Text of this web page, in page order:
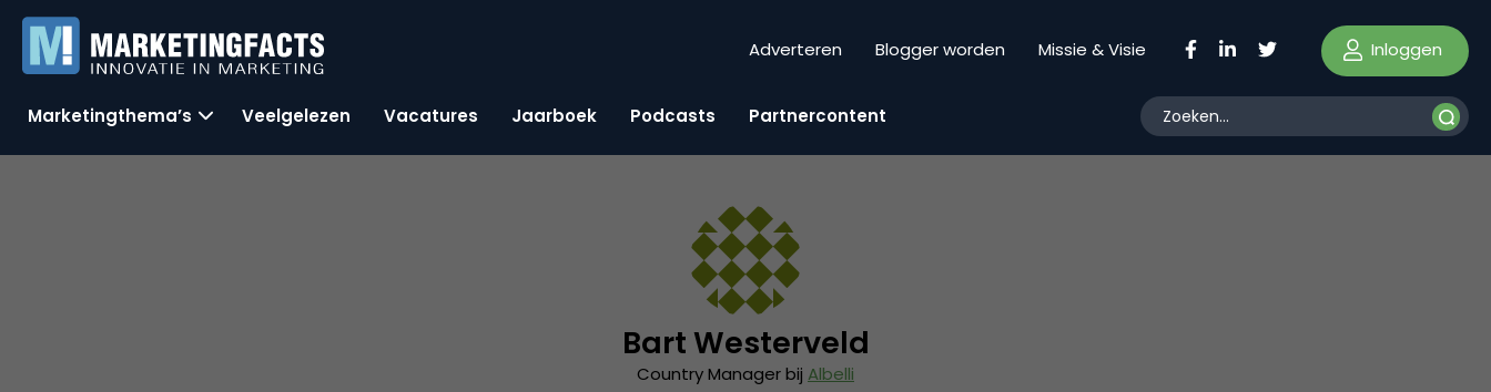
Adverteren Blogger worden Missie & Visie Inloggen
Marketingthema’s Veelgelezen Vacatures Jaarboek Podcasts Partnercontent
Bart Westerveld
Country Manager bij Albelli